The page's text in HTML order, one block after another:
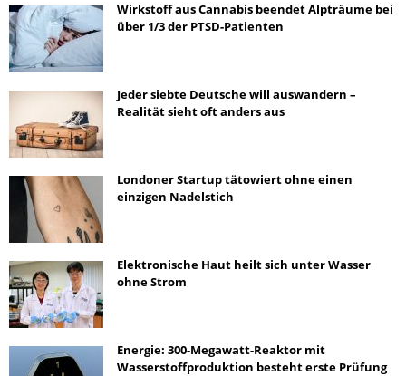
Wirkstoff aus Cannabis beendet Alpträume bei
über 1/3 der PTSD-Patienten
Jeder siebte Deutsche will auswandern –
Realität sieht oft anders aus
Londoner Startup tätowiert ohne einen
einzigen Nadelstich
Elektronische Haut heilt sich unter Wasser
ohne Strom
Energie: 300-Megawatt-Reaktor mit
Wasserstoffproduktion besteht erste Prüfung